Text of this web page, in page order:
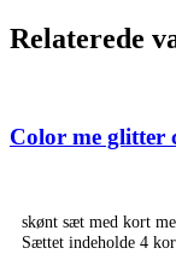
Relaterede
Color me glitter
skønt sæt med kort
Sættet indeholde 4